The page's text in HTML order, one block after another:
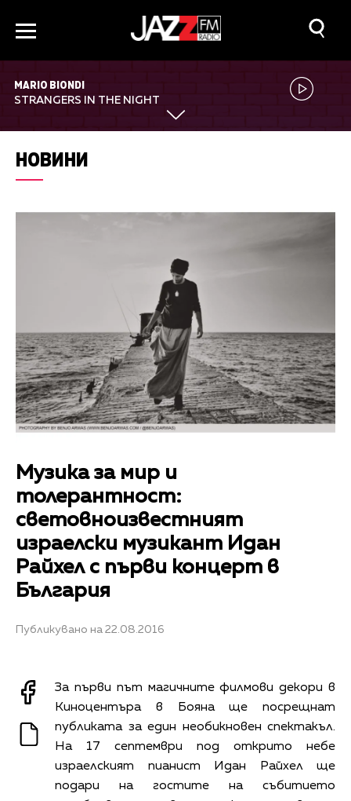
MARIO BIONDI
STRANGERS IN THE NIGHT
НОВИНИ
Музика за мир и
толерантност:
световноизвестният
израелски музикант Идан
Райхел с първи концерт в
България
Публикувано на 22.08.2016
За първи път магичните филмови декори в
Киноцентъра в Бояна ще посрещнат
публиката за един необикновен спектакъл.
На 17 септември под открито небе
израелският пианист Идан Райхел ще
подари на гостите на събитието